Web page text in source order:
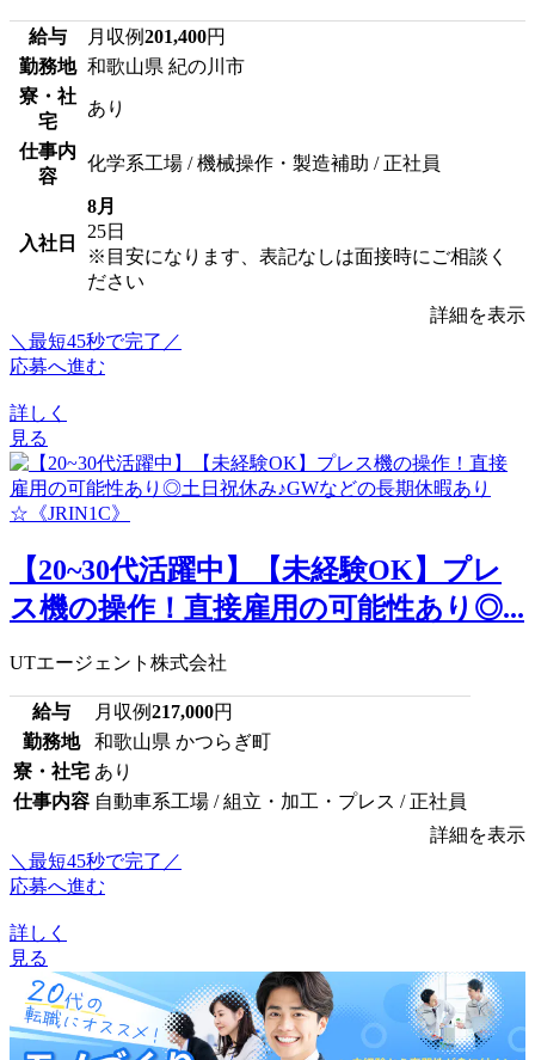
給与 月収例201,400円
勤務地 和歌山県 紀の川市
寮・社
宅
あり
仕事内
容
化学系工場 / 機械操作・製造補助 / 正社員
入社日
8月
25日
※目安になります、表記なしは面接時にご相談く
ださい
詳細を表示
＼最短45秒で完了／
応募へ進む
詳しく
見る
【20~30代活躍中】【未経験OK】プレ
ス機の操作！直接雇用の可能性あり◎...
UTエージェント株式会社
給与 月収例217,000円
勤務地
和歌山県 かつらぎ町
寮・社宅 あり
仕事内容 自動車系工場 / 組立・加工・プレス / 正社員
詳細を表示
＼最短45秒で完了／
応募へ進む
詳しく
見る